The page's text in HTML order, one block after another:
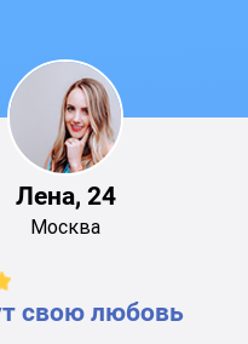
Лена, 24
Москва
свою любовь